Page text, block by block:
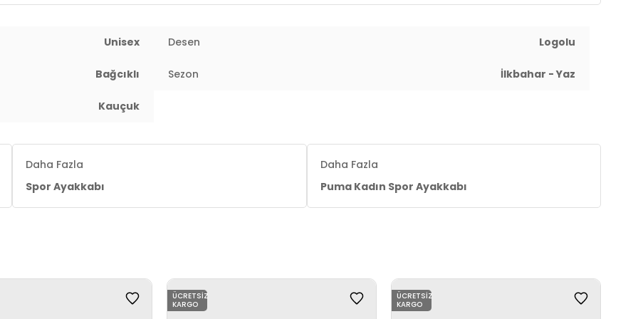
Unisex Desen Logolu
Bağcıklı Sezon İlkbahar - Yaz
Kauçuk
Daha Fazla
Spor Ayakkabı
Daha Fazla
Puma Kadın Spor Ayakkabı
ÜCRETSIZ
KARGO
ÜCRETSIZ
KARGO